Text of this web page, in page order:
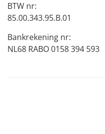
BTW nr:
85.00.343.95.B.01
Bankrekening nr:
NL68 RABO 0158 394 593